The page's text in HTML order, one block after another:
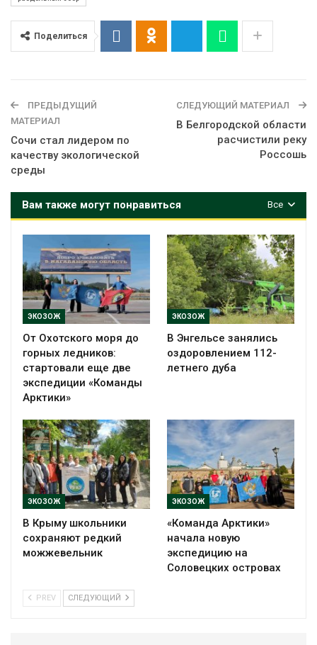
Поделиться
ПРЕДЫДУЩИЙ
МАТЕРИАЛ
Сочи стал лидером по
качеству экологической
среды
СЛЕДУЮЩИЙ МАТЕРИАЛ
В Белгородской области
расчистили реку
Россошь
Все
Вам также могут понравиться
ЭКОЗОЖ
От Охотского моря до
горных ледников:
стартовали еще две
экспедиции «Команды
Арктики»
ЭКОЗОЖ
В Энгельсе занялись
оздоровлением 112-
летнего дуба
ЭКОЗОЖ
В Крыму школьники
сохраняют редкий
можжевельник
ЭКОЗОЖ
«Команда Арктики»
начала новую
экспедицию на
Соловецких островах
PREV СЛЕДУЮЩИЙ